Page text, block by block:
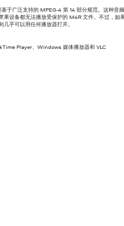
于广泛支持的 MPEG-4 第 14 部分规范。这种音
果设备都无法播放受保护的 M4R 文件。不过，如
几乎可以用任何播放器打开。
Player、Windows 媒体播放器和 VLC